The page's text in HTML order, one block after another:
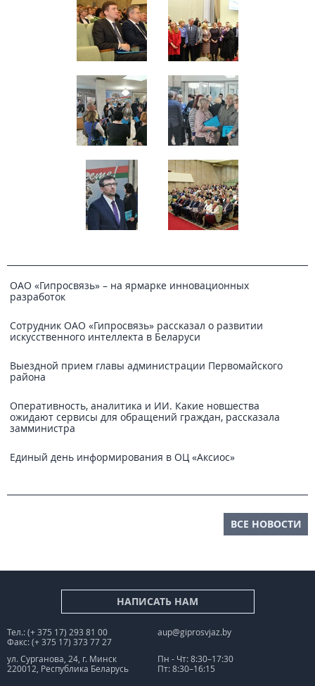
ОАО «Гипросвязь» – на ярмарке инновационных
разработок
Сотрудник ОАО «Гипросвязь» рассказал о развитии
искусственного интеллекта в Беларуси
Выездной прием главы администрации Первомайского
района
Оперативность, аналитика и ИИ. Какие новшества
ожидают сервисы для обращений граждан, рассказала
замминистра
Единый день информирования в ОЦ «Аксиос»
ВСЕ НОВОСТИ
НАПИСАТЬ НАМ
Тел.: (+ 375 17) 293 81 00
Факс: (+ 375 17) 373 77 27
aup@giprosvjaz.by
ул. Сурганова, 24, г. Минск
220012, Республика Беларусь
Пн - Чт: 8:30–17:30
Пт: 8:30–16:15